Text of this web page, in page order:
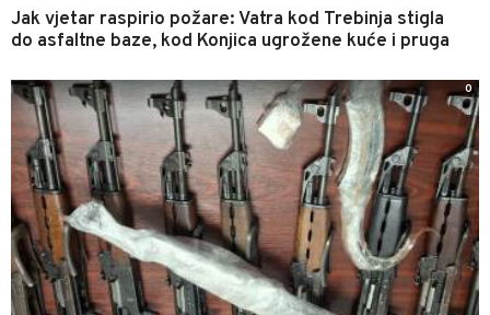
Jak vjetar raspirio požare: Vatra kod Trebinja stigla
do asfaltne baze, kod Konjica ugrožene kuće i pruga
0